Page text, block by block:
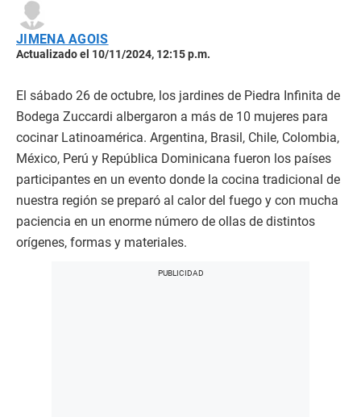
JIMENA AGOIS
Actualizado el 10/11/2024, 12:15 p.m.
El sábado 26 de octubre, los jardines de Piedra Infinita de
Bodega Zuccardi albergaron a más de 10 mujeres para
cocinar Latinoamérica. Argentina, Brasil, Chile, Colombia,
México, Perú y República Dominicana fueron los países
participantes en un evento donde la cocina tradicional de
nuestra región se preparó al calor del fuego y con mucha
paciencia en un enorme número de ollas de distintos
orígenes, formas y materiales.